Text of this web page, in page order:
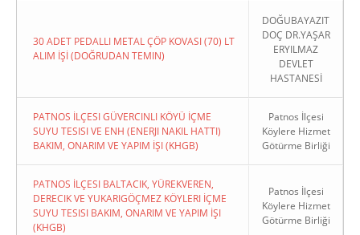
30 ADET PEDALLI METAL ÇÖP KOVASI (70) LT
ALIM İŞİ (DOĞRUDAN TEMIN)
DOĞUBAYAZIT
DOÇ DR.YAŞAR
ERYILMAZ
DEVLET
HASTANESİ
PATNOS İLÇESI GÜVERCINLI KÖYÜ İÇME
SUYU TESISI VE ENH (ENERJI NAKIL HATTI)
BAKIM, ONARIM VE YAPIM İŞI (KHGB)
Patnos İlçesi
Köylere Hizmet
Götürme Birliği
PATNOS İLÇESI BALTACIK, YÜREKVEREN,
DERECIK VE YUKARIGÖÇMEZ KÖYLERI İÇME
SUYU TESISI BAKIM, ONARIM VE YAPIM İŞI
(KHGB)
Patnos İlçesi
Köylere Hizmet
Götürme Birliği